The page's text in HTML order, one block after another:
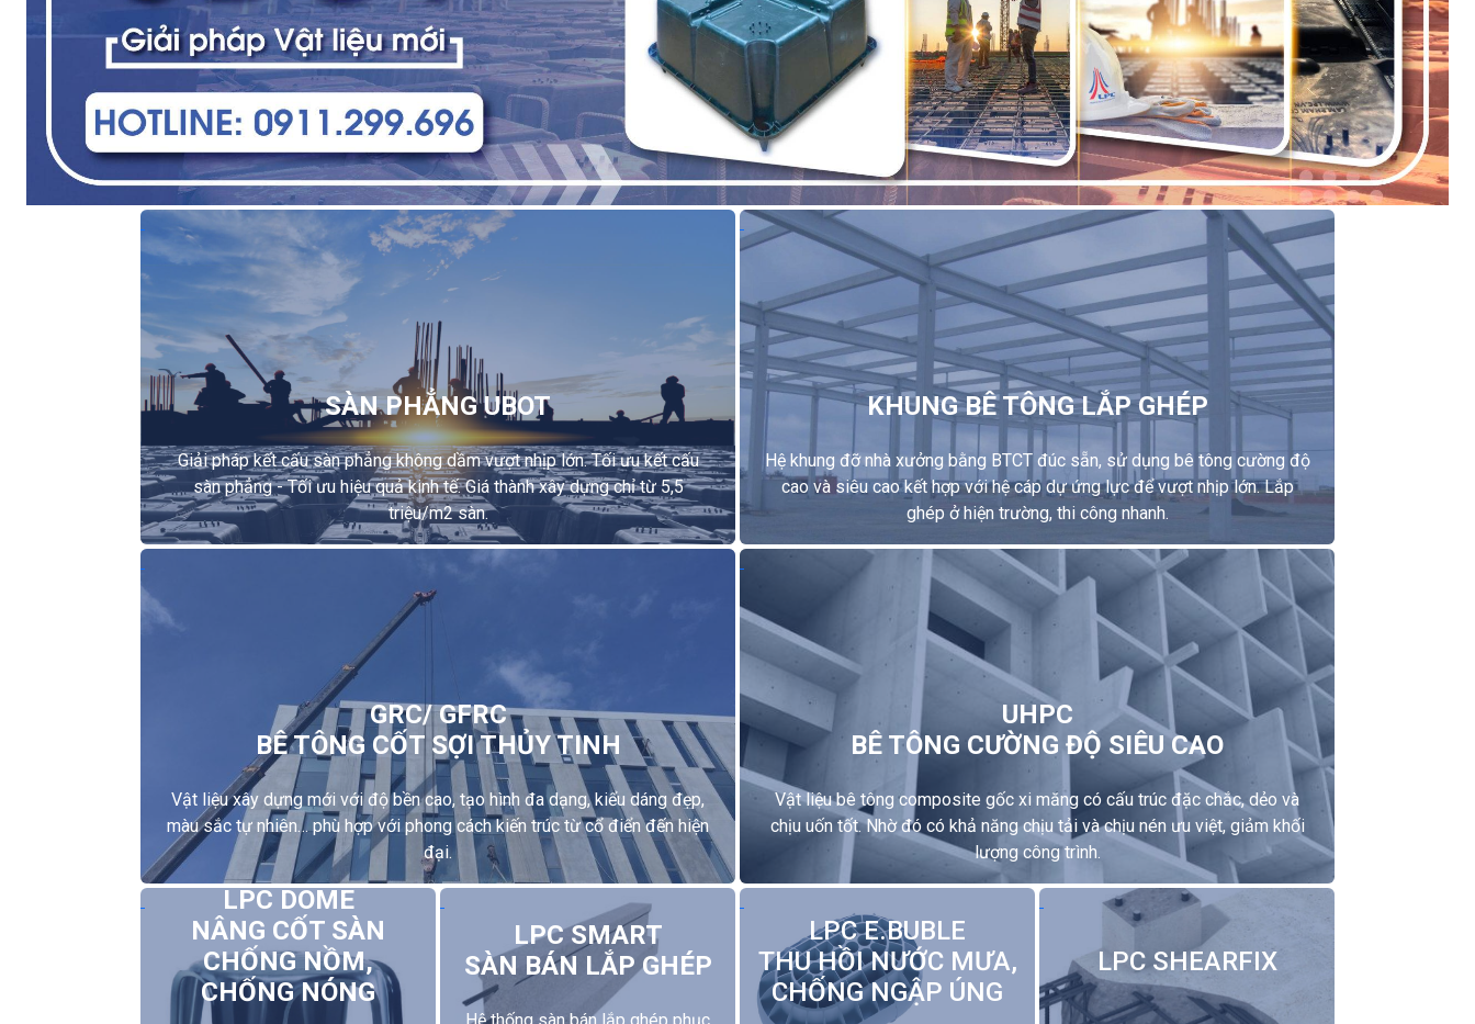
SÀN PHẲNG UBOT
Giải pháp kết cấu sàn phẳng không dầm vượt nhịp lớn. Tối ưu kết cấu
sàn phẳng - Tối ưu hiệu quả kinh tế. Giá thành xây dựng chỉ từ 5,5
triệu/m2 sàn.
KHUNG BÊ TÔNG LẮP GHÉP
Hệ khung đỡ nhà xưởng bằng BTCT đúc sẵn, sử dụng bê tông cường độ
cao và siêu cao kết hợp với hệ cáp dự ứng lực để vượt nhịp lớn. Lắp
ghép ở hiện trường, thi công nhanh.
GRC/ GFRC
BÊ TÔNG CỐT SỢI THỦY TINH
Vật liệu xây dựng mới với độ bền cao, tạo hình đa dạng, kiểu dáng đẹp,
màu sắc tự nhiên… phù hợp với phong cách kiến trúc từ cổ điển đến hiện
đại.
UHPC
BÊ TÔNG CƯỜNG ĐỘ SIÊU CAO
Vật liệu bê tông composite gốc xi măng có cấu trúc đặc chắc, dẻo và
chịu uốn tốt. Nhờ đó có khả năng chịu tải và chịu nén ưu việt, giảm khối
lượng công trình.
LPC DOME
NÂNG CỐT SÀN
CHỐNG NỒM,
CHỐNG NÓNG
LPC SMART
SÀN BÁN LẮP GHÉP
LPC E.BUBLE
THU HỒI NƯỚC MƯA,
CHỐNG NGẬP ÚNG
LPC SHEARFIX